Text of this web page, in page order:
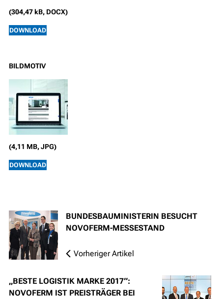
(304,47 kB, DOCX)
DOWNLOAD
BILDMOTIV
(4,11 MB, JPG)
DOWNLOAD
BUNDESBAUMINISTERIN BESUCHT
NOVOFERM-MESSESTAND
Vorheriger Artikel
„BESTE LOGISTIK MARKE 2017“:
NOVOFERM IST PREISTRÄGER BEI